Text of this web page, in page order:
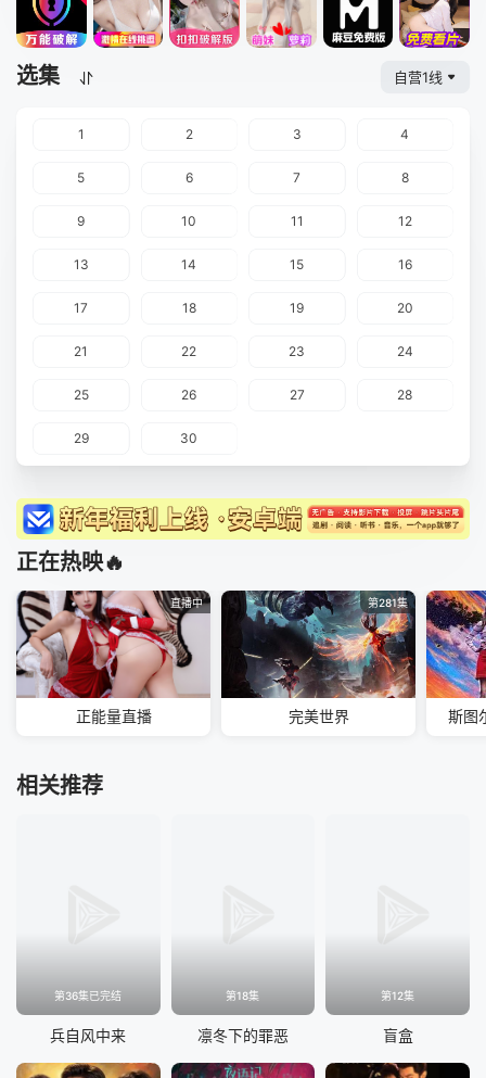
选集 自营1线
1 2 3 4
5 6 7 8
9 10 11 12
13 14 15 16
17 18 19 20
21 22 23 24
25 26 27 28
29 30
正在热映🔥
直播中
正能量直播
第281集
完美世界 斯图
相关推荐
第36集已完结
兵自风中来
第18集
凛冬下的罪恶
第12集
盲盒